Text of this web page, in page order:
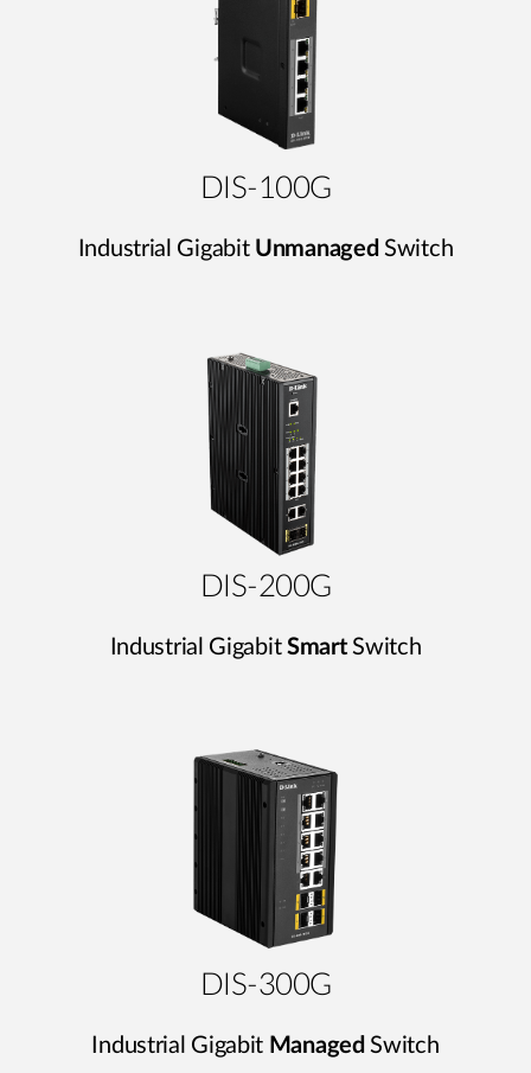
DIS-100G
Industrial Gigabit Unmanaged Switch
DIS-200G
Industrial Gigabit SmartSwitch
DIS-300G
Industrial Gigabit Managed Switch